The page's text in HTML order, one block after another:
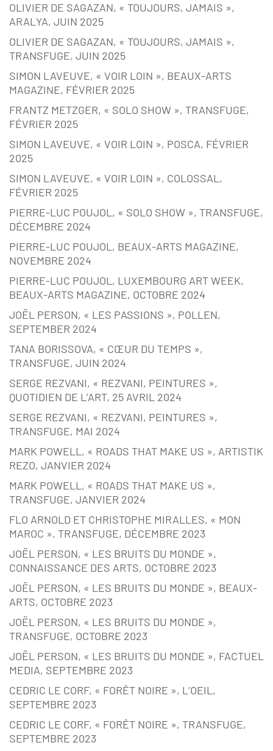
OLIVIER DE SAGAZAN, « TOUJOURS, JAMAIS »,
ARALYA, JUIN 2025
OLIVIER DE SAGAZAN, « TOUJOURS, JAMAIS »,
TRANSFUGE, JUIN 2025
SIMON LAVEUVE, « VOIR LOIN », BEAUX-ARTS
MAGAZINE, FÉVRIER 2025
FRANTZ METZGER, « SOLO SHOW », TRANSFUGE,
FÉVRIER 2025
SIMON LAVEUVE, « VOIR LOIN », POSCA, FÉVRIER
2025
SIMON LAVEUVE, « VOIR LOIN », COLOSSAL,
FÉVRIER 2025
PIERRE-LUC POUJOL, « SOLO SHOW », TRANSFUGE,
DÉCEMBRE 2024
PIERRE-LUC POUJOL, BEAUX-ARTS MAGAZINE,
NOVEMBRE 2024
PIERRE-LUC POUJOL, LUXEMBOURG ART WEEK,
BEAUX-ARTS MAGAZINE, OCTOBRE 2024
JOËL PERSON, « LES PASSIONS », POLLEN,
SEPTEMBER 2024
TANA BORISSOVA, « CŒUR DU TEMPS »,
TRANSFUGE, JUIN 2024
SERGE REZVANI, « REZVANI, PEINTURES »,
QUOTIDIEN DE L’ART, 25 AVRIL 2024
SERGE REZVANI, « REZVANI, PEINTURES »,
TRANSFUGE, MAI 2024
MARK POWELL, « ROADS THAT MAKE US », ARTISTIK
REZO, JANVIER 2024
MARK POWELL, « ROADS THAT MAKE US »,
TRANSFUGE, JANVIER 2024
FLO ARNOLD ET CHRISTOPHE MIRALLES, « MON
MAROC », TRANSFUGE, DÉCEMBRE 2023
JOËL PERSON, « LES BRUITS DU MONDE »,
CONNAISSANCE DES ARTS, OCTOBRE 2023
JOËL PERSON, « LES BRUITS DU MONDE », BEAUX-
ARTS, OCTOBRE 2023
JOËL PERSON, « LES BRUITS DU MONDE »,
TRANSFUGE, OCTOBRE 2023
JOËL PERSON, « LES BRUITS DU MONDE », FACTUEL
MEDIA, SEPTEMBRE 2023
CEDRIC LE CORF, « FORÊT NOIRE », L’OEIL,
SEPTEMBRE 2023
CEDRIC LE CORF, « FORÊT NOIRE », TRANSFUGE,
SEPTEMBRE 2023